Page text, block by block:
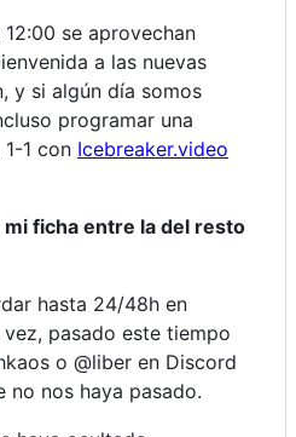
se aprovechan
a las nuevas
y si algún día somos
programar una
1 con Icebreaker.video
ficha entre la del resto
hasta 24/48h en
pasado este tiempo
o @liber en Discord
no nos haya pasado.